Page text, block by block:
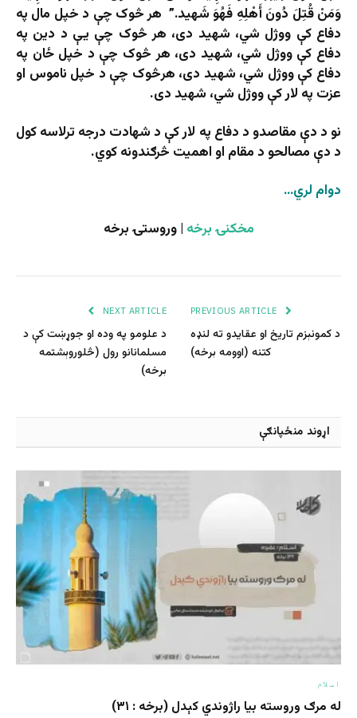
وَمَنْ قُتِلَ دُونَ أَهْلِهِ فَهُوَ شَهید.” هر څوک چې د خپل مال په
دفاع کې ووژل شي، شهید دی، هر څوک چې یې د دین په
دفاع کې ووژل شي، شهید دی، هر څوک چې د خپل ځان په
دفاع کې ووژل شي، شهید دی، هرڅوک چې د خپل ناموس او
عزت په لار کې ووژل شي، شهید دی.
نو د دې مقاصدو د دفاع په لار کې د شهادت درجه ترلاسه کول
د دې مصالحو د مقام او اهمیت څرګندونه کوي.
دوام لري…
مخکنۍ برخه | وروستۍ برخه
د کمونېزم تاریخ او عقایدو ته لنډه
کتنه (اوومه برخه)
NEXT ARTICLE
د علومو په وده او جوړښت کې د
مسلمانانو رول (څلوروېشتمه
برخه)
اړوند منځپانګې
اسلام
له مرګ وروسته بیا راژوندي کېدل (برخه : ۳۱)